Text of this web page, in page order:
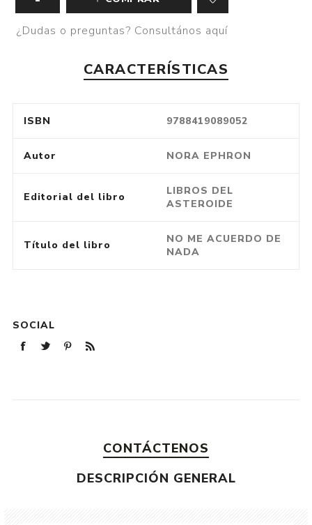
¿Dudas o preguntas? Consultános aquí
CARACTERÍSTICAS
ISBN 9788419089052
Autor NORA EPHRON
Editorial del libro
LIBROS DEL
ASTEROIDE
Título del libro
NO ME ACUERDO DE
NADA
SOCIAL
CONTÁCTENOS
DESCRIPCIÓN GENERAL